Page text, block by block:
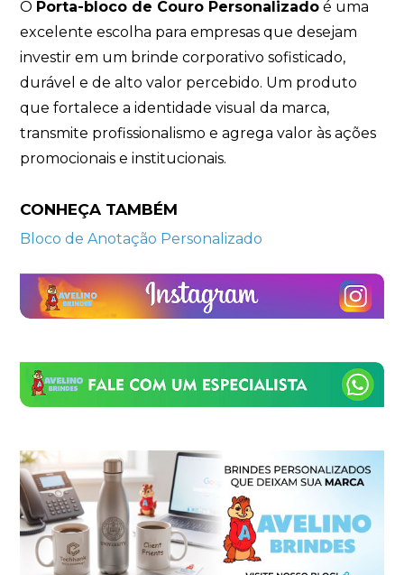
O Porta-bloco de Couro Personalizado é uma
excelente escolha para empresas que desejam
investir em um brinde corporativo sofisticado,
durável e de alto valor percebido. Um produto
que fortalece a identidade visual da marca,
transmite profissionalismo e agrega valor às ações
promocionais e institucionais.
CONHEÇA TAMBÉM
Bloco de Anotação Personalizado